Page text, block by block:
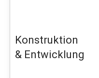
Konstruktion
& Entwicklung